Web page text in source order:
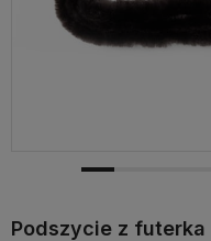
Podszycie z futerka